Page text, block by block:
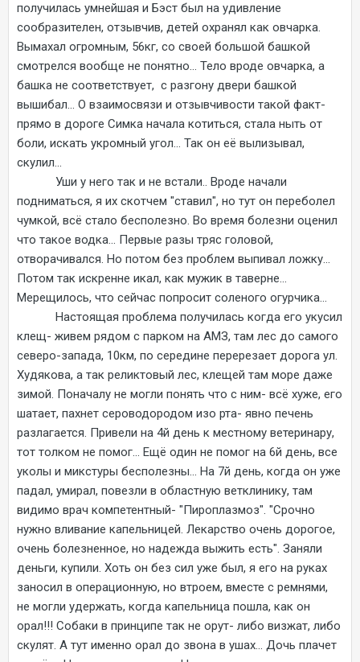
получилась умнейшая и Бэст был на удивление
сообразителен, отзывчив, детей охранял как овчарка.
Вымахал огромным, 56кг, со своей большой башкой
смотрелся вообще не понятно... Тело вроде овчарка, а
башка не соответствует, с разгону двери башкой
вышибал... О взаимосвязи и отзывчивости такой факт-
прямо в дороге Симка начала котиться, стала ныть от
боли, искать укромный угол... Так он её вылизывал,
скулил...
Уши у него так и не встали.. Вроде начали
подниматься, я их скотчем "ставил", но тут он переболел
чумкой, всё стало бесполезно. Во время болезни оценил
что такое водка... Первые разы тряс головой,
отворачивался. Но потом без проблем выпивал ложку...
Потом так искренне икал, как мужик в таверне...
Мерещилось, что сейчас попросит соленого огурчика...
Настоящая проблема получилась когда его укусил
клещ- живем рядом с парком на АМЗ, там лес до самого
северо-запада, 10км, по середине перерезает дорога ул.
Худякова, а так реликтовый лес, клещей там море даже
зимой. Поначалу не могли понять что с ним- всё хуже, его
шатает, пахнет сероводородом изо рта- явно печень
разлагается. Привели на 4й день к местному ветеринару,
тот толком не помог... Ещё один не помог на 6й день, все
уколы и микстуры бесполезны... На 7й день, когда он уже
падал, умирал, повезли в областную ветклинику, там
видимо врач компетентный- "Пироплазмоз". "Срочно
нужно вливание капельницей. Лекарство очень дорогое,
очень болезненное, но надежда выжить есть". Заняли
деньги, купили. Хоть он без сил уже был, я его на руках
заносил в операционную, но втроем, вместе с ремнями,
не могли удержать, когда капельница пошла, как он
орал!!! Собаки в принципе так не орут- либо визжат, либо
скулят. А тут именно орал до звона в ушах... Дочь плачет